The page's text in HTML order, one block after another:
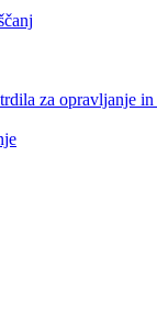
za opravljanje